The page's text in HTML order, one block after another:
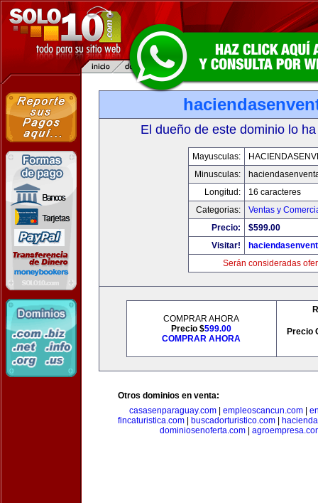
El dueño de este dominio lo
Mayusculas:
Minusculas:
Longitud:
16 caracteres
Categorias:
Ventas y
Precio:
$599.00
Visitar!
Serán consideradas
COMPRAR AHORA
Precio $599.00
COMPRAR AHORA
Precio
Otros dominios en venta:
casasenparaguay.com| empleoscancun.com|
fincaturistica.com
buscadorturistico.com
dominiosenoferta.com